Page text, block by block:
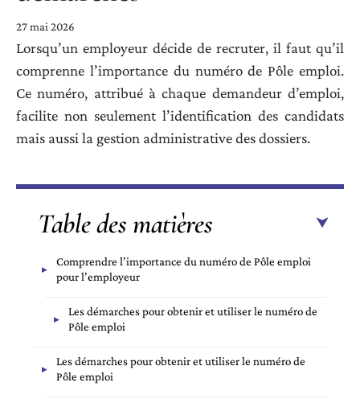
27 mai 2026
Lorsqu’un employeur décide de recruter, il faut qu’il
comprenne l’importance du numéro de Pôle emploi.
Ce numéro, attribué à chaque demandeur d’emploi,
facilite non seulement l’identification des candidats
mais aussi la gestion administrative des dossiers.
Table des matières
Comprendre l’importance du numéro de Pôle emploi
pour l’employeur
Les démarches pour obtenir et utiliser le numéro de
Pôle emploi
Les démarches pour obtenir et utiliser le numéro de
Pôle emploi